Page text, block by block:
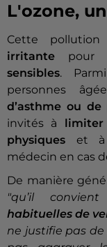
L'ozone,
Cette pollution
irritante pour
sensibles.
personnes
d’asthme ou de
invités à
physiques et à
médecin en cas
De manière
"qu’il
habituelles de
ne justifie pas